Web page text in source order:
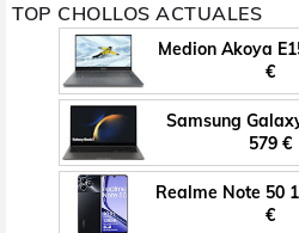
TOP CHOLLOS ACTUALES
Medion Akoya
€
Samsung
579 €
Realme Note 50
€